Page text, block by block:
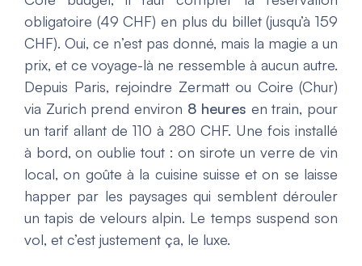
obligatoire (49 CHF) en plus du billet (jusqu’à 159
CHF). Oui, ce n’est pas donné, mais la magie a un
prix, et ce voyage-là ne ressemble à aucun autre.
Depuis Paris, rejoindre Zermatt ou Coire (Chur)
via Zurich prend environ 8 heures en train, pour
un tarif allant de 110 à 280 CHF. Une fois installé
à bord, on oublie tout : on sirote un verre de vin
local, on goûte à la cuisine suisse et on se laisse
happer par les paysages qui semblent dérouler
un tapis de velours alpin. Le temps suspend son
vol, et c’est justement ça, le luxe.